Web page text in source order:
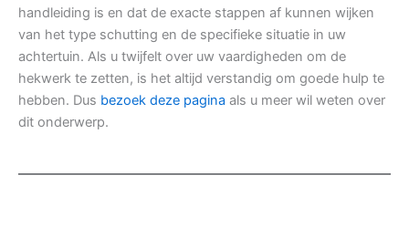
handleiding is en dat de exacte stappen af kunnen wijken
van het type schutting en de specifieke situatie in uw
achtertuin. Als u twijfelt over uw vaardigheden om de
hekwerk te zetten, is het altijd verstandig om goede hulp te
hebben. Dus bezoek deze pagina als u meer wil weten over
dit onderwerp.